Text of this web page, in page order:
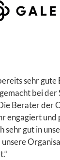
sehr
bei der
Berater der
engagiert und
sehr gut in
unsere